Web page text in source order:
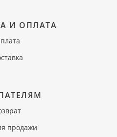
И ОПЛАТА
продажи